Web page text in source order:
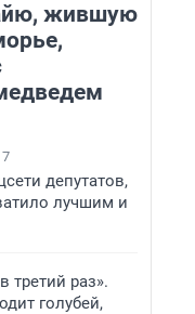
жившую
7
депутатов,
лучшим и
третий раз».
голубей,